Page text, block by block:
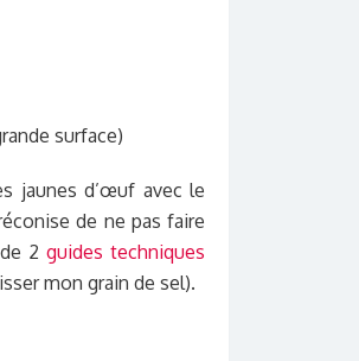
surface)
jaunes d’œuf avec le
de ne pas faire
2 guides techniques
mon grain de sel).